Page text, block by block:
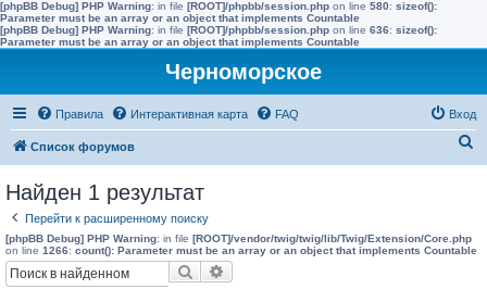
[phpBB Debug] PHP Warning: in file [ROOT]/phpbb/session.php on line 580: sizeof():
Parameter must be an array or an object that implements Countable
[phpBB Debug] PHP Warning: in file [ROOT]/phpbb/session.php on line 636: sizeof():
Parameter must be an array or an object that implements Countable
Черноморское
Правила Интерактивная карта FAQ Вход
Список форумов
к
Найден 1 результат
Перейти к расширенному поиску
[phpBB Debug] PHP Warning: in file [ROOT]/vendor/twig/twig/lib/Twig/Extension/Core.php
on line 1266: count(): Parameter must be an array or an object that implements Countable
Поиск